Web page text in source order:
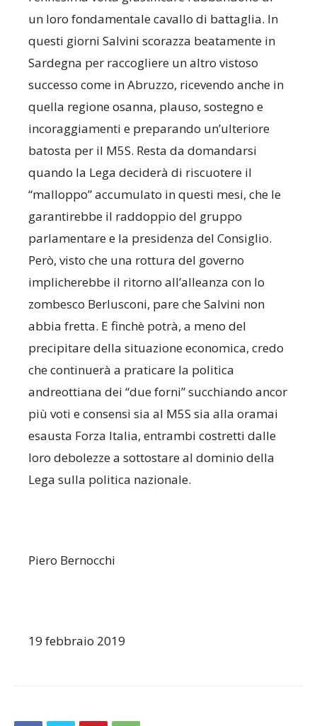
un loro fondamentale cavallo di battaglia. In
questi giorni Salvini scorazza beatamente in
Sardegna per raccogliere un altro vistoso
successo come in Abruzzo, ricevendo anche in
quella regione osanna, plauso, sostegno e
incoraggiamenti e preparando un’ulteriore
batosta per il M5S. Resta da domandarsi
quando la Lega deciderà di riscuotere il
“malloppo” accumulato in questi mesi, che le
garantirebbe il raddoppio del gruppo
parlamentare e la presidenza del Consiglio.
Però, visto che una rottura del governo
implicherebbe il ritorno all’alleanza con lo
zombesco Berlusconi, pare che Salvini non
abbia fretta. E finchè potrà, a meno del
precipitare della situazione economica, credo
che continuerà a praticare la politica
andreottiana dei “due forni” succhiando ancor
più voti e consensi sia al M5S sia alla oramai
esausta Forza Italia, entrambi costretti dalle
loro debolezze a sottostare al dominio della
Lega sulla politica nazionale.
Piero Bernocchi
19 febbraio 2019